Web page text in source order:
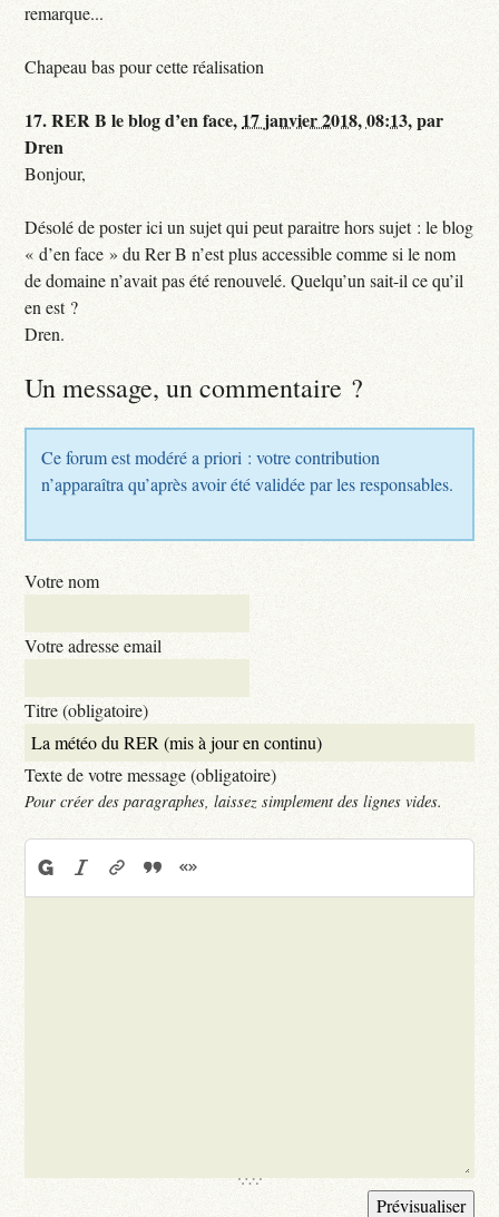
remarque...
Chapeau bas pour cette réalisation
17.RER B le blog d’en face, 17 janvier 2018, 08:13,par
Dren
Bonjour,
Désolé de poster ici un sujet qui peut paraitre hors sujet : le blog
« d’en face » du Rer B n’est plus accessible comme si le nom
de domaine n’avait pas été renouvelé. Quelqu’un sait-il ce qu’il
en est ?
Dren.
Un message, un commentaire ?
Ce forum est modéré a priori : votre contribution
n’apparaîtra qu’après avoir été validée par les responsables.
Votre nom
Votre adresse email
Titre (obligatoire)
Texte de votre message (obligatoire)
Pour créer des paragraphes, laissez simplement des lignes vides.